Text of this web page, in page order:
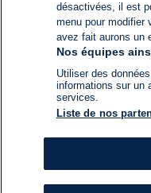
désactivées, il est
menu pour modifier
avez fait aurons un
Nos équipes
Utiliser des
informations sur un
services.
Liste de nos